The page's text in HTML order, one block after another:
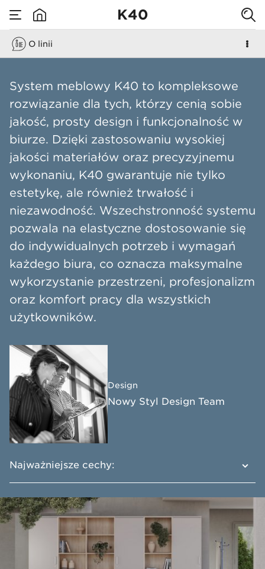
K40
O linii
K40
​System meblowy K40 to kompleksowe
rozwiązanie dla tych, którzy cenią sobie
jakość, prosty design i funkcjonalność w
biurze. Dzięki zastosowaniu wysokiej
jakości materiałów oraz precyzyjnemu
wykonaniu, K40 gwarantuje nie tylko
estetykę, ale również trwałość i
niezawodność. Wszechstronność systemu
pozwala na elastyczne dostosowanie się
do indywidualnych potrzeb i wymagań
każdego biura, co oznacza maksymalne
wykorzystanie przestrzeni, profesjonalizm
oraz komfort pracy dla wszystkich
użytkowników.​
Design
Nowy Styl Design Team
Najważniejsze cechy:
Wysoka jakość wykonania zapewnia
długotrwałe użytkowanie
Szeroki zakres produktowy odpowiada na
różne potrzeby